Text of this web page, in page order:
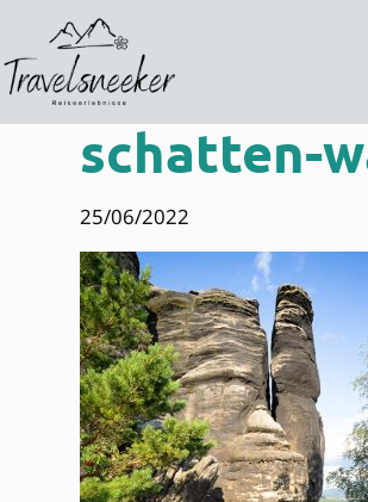
Inhalt
springen
schatten-
25/06/2022